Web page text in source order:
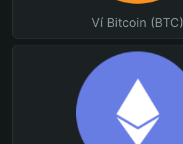
Ví Bitcoin (BTC)